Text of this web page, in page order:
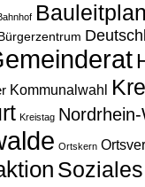
Kommunalwahl
Kreistag
Ortskern
Soziales